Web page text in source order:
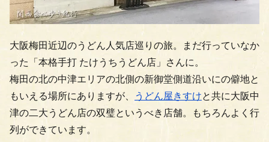
大阪梅田近辺のうどん人気店巡りの旅。まだ行っていなか
った「本格手打 たけうちうどん店」さんに。
梅田の北の中津エリアの北側の新御堂側道沿いにの僻地と
もいえる場所にありますが、
うどん屋きすけと共に大阪中
津の二大うどん店の双璧というべき店舗。もちろんよく行
列ができています。